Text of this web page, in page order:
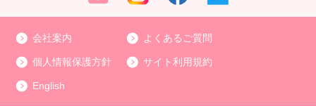
会社案内 よくあるご質問
個人情報保護方針 サイト利用規約
English